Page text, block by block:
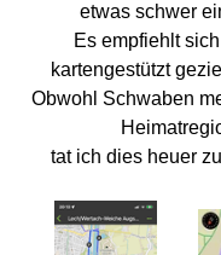
etwas schwer
Es empfiehlt
kartengestützt
Obwohl Schwaben
tat ich dies heuer